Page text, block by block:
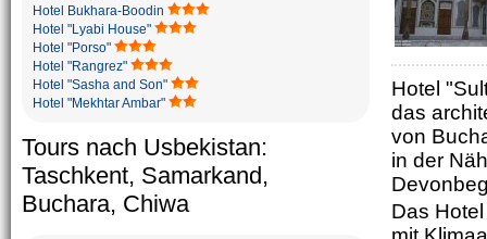
Hotel Bukhara-Boodin
Hotel "Lyabi House"
Hotel "Porso"
Hotel "Rangrez"
Hotel "Sasha and Son"
Hotel "Mekhtar Ambar"
Tours nach Usbekistan:
Taschkent, Samarkand,
Buchara, Chiwa
Hotel
das
von
in der
Das